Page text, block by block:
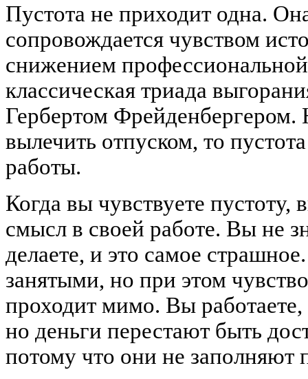
Пустота не приходит одна.
сопровождается чувством
снижением
классическая триада
Гербертом Фрейденбергером.
вылечить отпуском, то
работы.
Когда вы чувствуете пустоту,
смысл в своей работе. Вы не
делаете, и это самое
занятыми, но при этом
проходит мимо. Вы работаете,
но деньги перестают быть
потому что они не заполняют